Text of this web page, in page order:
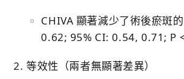
CHIVA 顯著減少了術後瘀斑
0.62; 95% CI: 0.54, 0.71; P
2. 等效性（兩者無顯著差異）